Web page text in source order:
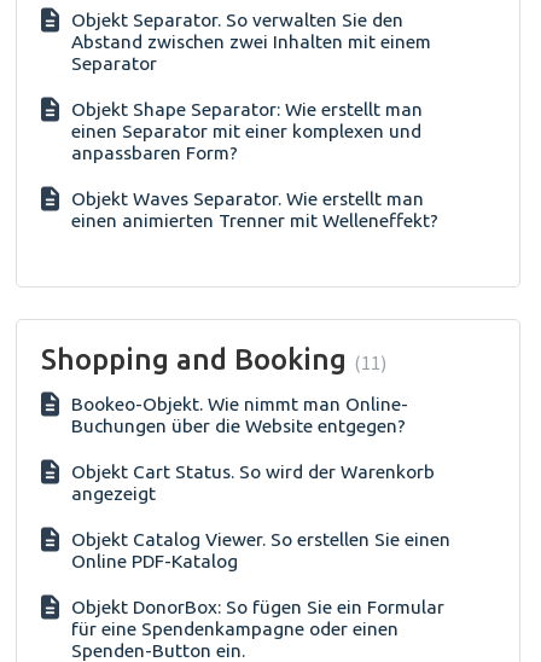
Objekt Separator. So verwalten Sie den
Abstand zwischen zwei Inhalten mit einem
Separator
Objekt Shape Separator: Wie erstellt man
einen Separator mit einer komplexen und
anpassbaren Form?
Objekt Waves Separator. Wie erstellt man
einen animierten Trenner mit Welleneffekt?
Shopping and Booking 11
Bookeo-Objekt. Wie nimmt man Online-
Buchungen über die Website entgegen?
Objekt Cart Status. So wird der Warenkorb
angezeigt
Objekt Catalog Viewer. So erstellen Sie einen
Online PDF-Katalog
Objekt DonorBox: So fügen Sie ein Formular
für eine Spendenkampagne oder einen
Spenden-Button ein.